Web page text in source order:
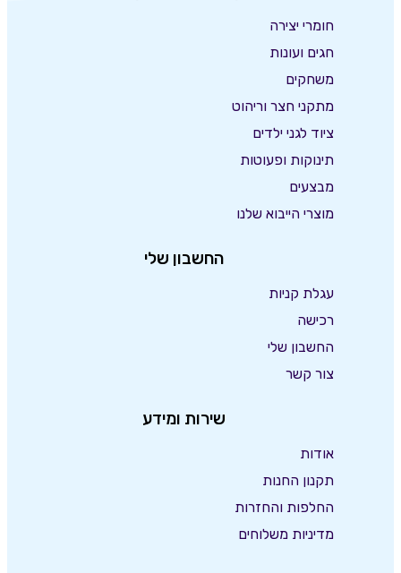
חומרי יצירה
חגים ועונות
משחקים
מתקני חצר וריהוט
ציוד לגני ילדים
תינוקות ופעוטות
מבצעים
מוצרי הייבוא שלנו
החשבון שלי
עגלת קניות
רכישה
החשבון שלי
צור קשר
שירות ומידע
אודות
תקנון החנות
החלפות והחזרות
מדיניות משלוחים